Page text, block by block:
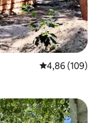
Gemiddelde
4,86 (109)